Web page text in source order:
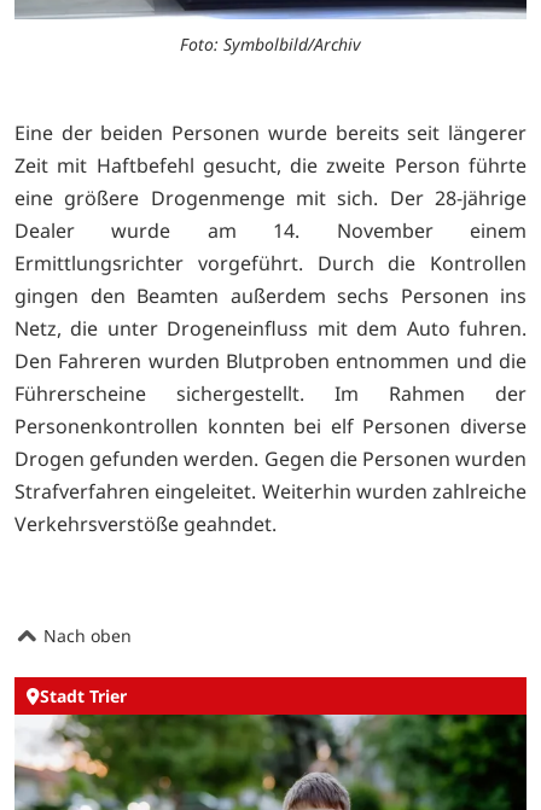
Foto: Symbolbild/Archiv
Eine der beiden Personen wurde bereits seit längerer
Zeit mit Haftbefehl gesucht, die zweite Person führte
eine größere Drogenmenge mit sich. Der 28-jährige
Dealer wurde am 14. November einem
Ermittlungsrichter vorgeführt. Durch die Kontrollen
gingen den Beamten außerdem sechs Personen ins
Netz, die unter Drogeneinfluss mit dem Auto fuhren.
Den Fahreren wurden Blutproben entnommen und die
Führerscheine sichergestellt. Im Rahmen der
Personenkontrollen konnten bei elf Personen diverse
Drogen gefunden werden. Gegen die Personen wurden
Strafverfahren eingeleitet. Weiterhin wurden zahlreiche
Verkehrsverstöße geahndet.
Nach oben
Stadt Trier